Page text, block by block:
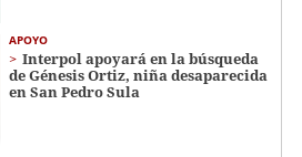
APOYO
Interpol apoyará en la búsqueda
de Génesis Ortiz, niña desaparecida
en San Pedro Sula